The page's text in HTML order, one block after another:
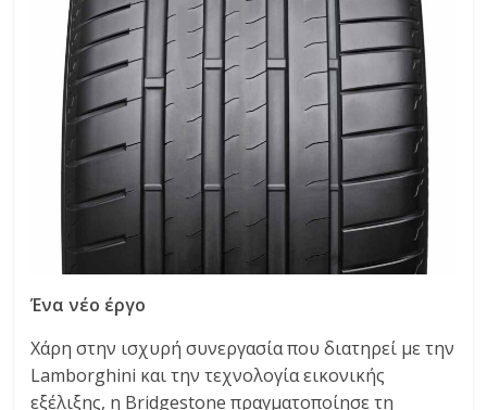
Ένα νέο έργο
Χάρη στην ισχυρή συνεργασία που διατηρεί με την
Lamborghini και την τεχνολογία εικονικής
εξέλιξης, η Bridgestone πραγματοποίησε τη